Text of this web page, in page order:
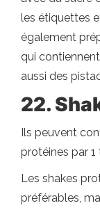
les étiquettes
également
qui
aussi des
22.
Ils peuvent
protéines par 1
Les shakes
préférables,